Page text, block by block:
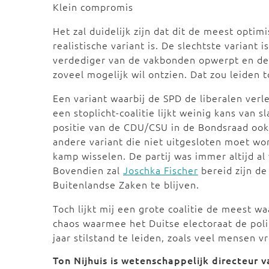
Klein compromis
Het zal duidelijk zijn dat dit de meest
realistische variant is. De slechtste variant
verdediger van de vakbonden opwerpt en
zoveel mogelijk wil ontzien. Dat zou leiden
Een variant waarbij de SPD de liberalen
een stoplicht-coalitie lijkt weinig kans van
positie van de CDU/CSU in de Bondsraad
andere variant die niet uitgesloten moet
kamp wisselen. De partij was immer altijd
Bovendien zal Joschka Fischer bereid zijn
Buitenlandse Zaken te blijven.
Toch lijkt mij een grote coalitie de meest
chaos waarmee het Duitse electoraat de
jaar stilstand te leiden, zoals veel mensen
Ton Nijhuis is wetenschappelijk directeur